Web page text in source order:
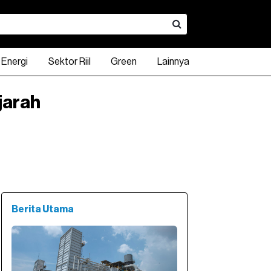
Energi Sektor Riil Green Lainnya
Berita Utama